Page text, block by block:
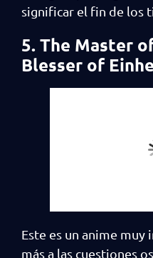
significar el fin de los
5. The Master
Blesser of
Este es un anime
más a las cuestiones